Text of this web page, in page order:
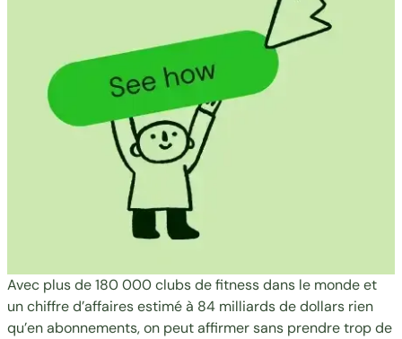
Avec plus de 180 000 clubs de fitness dans le monde et
un chiffre d’affairesestimé à 84 milliards de dollars rien
qu’en abonnements, on peut affirmer sans prendre trop de